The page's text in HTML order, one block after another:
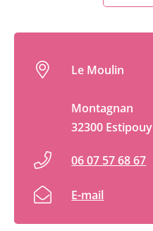
Le Moulin
Montagnan
32300 Estipouy
06 07 57 68 67
E-mail